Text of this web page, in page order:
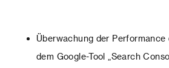
Überwachung der Performance
dem Google-Tool „Search